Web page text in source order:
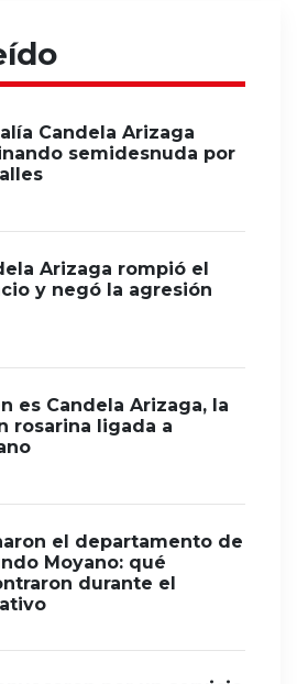
Candela Arizaga
semidesnuda por
Arizaga rompió el
y negó la agresión
es Candela Arizaga, la
rosarina ligada a
el departamento de
Moyano: qué
durante el